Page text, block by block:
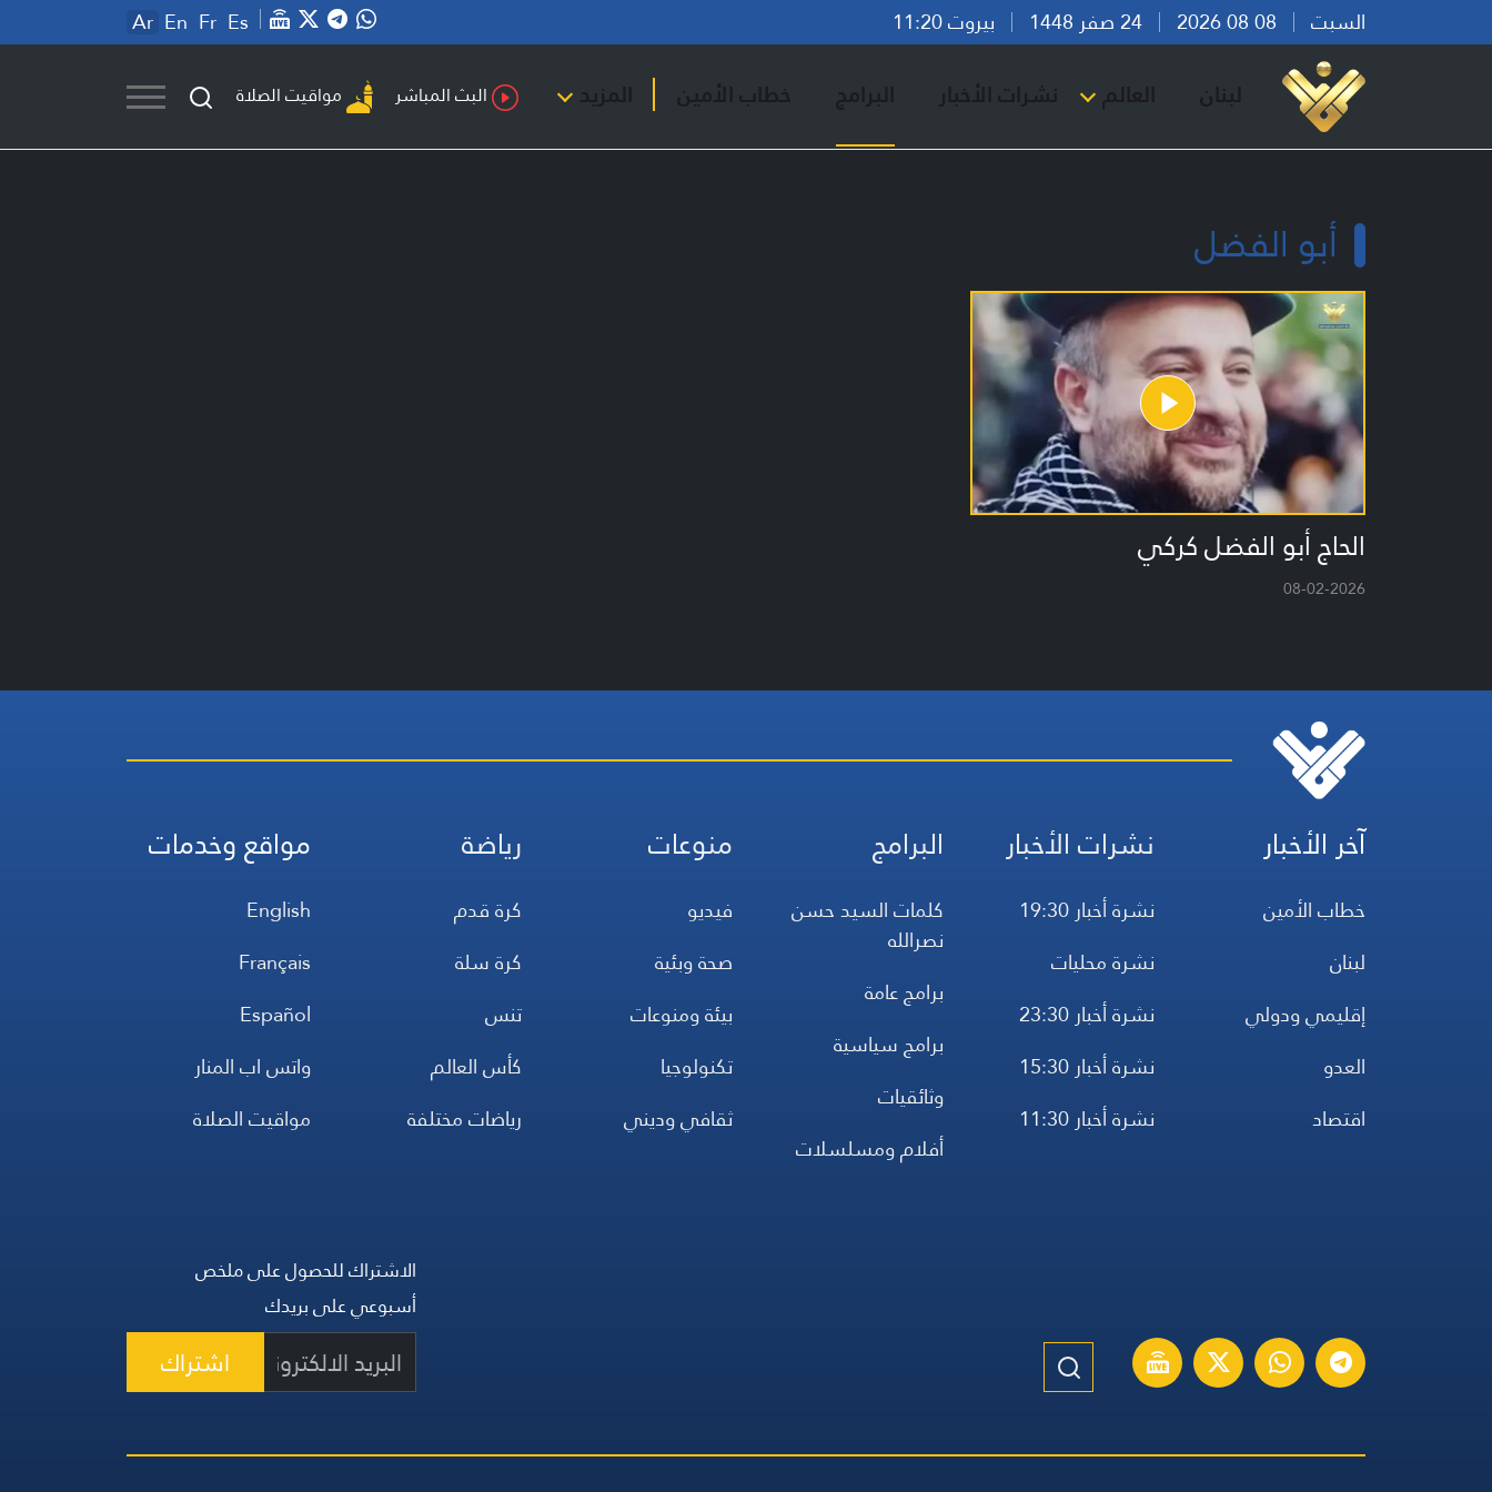
السبت بيروت 11:20 Ar En Fr Es
لبنان العالم نشرات الأخبار البرامج خطاب الأمين المزيد البث المباشر مواقيت الصلاة
أبو الفضل
الحاج أبو الفضل كركي
08-02-2026
آخر الأخبار
خطاب الأمين
لبنان
إقليمي ودولي
العدو
اقتصاد
نشرات الأخبار
نشرة أخبار 19:30
نشرة محليات
نشرة أخبار 23:30
نشرة أخبار 15:30
نشرة أخبار 11:30
البرامج
كلمات السيد حسن
نصرالله
برامج عامة
برامج سياسية
وثائقيات
أفلام ومسلسلات
منوعات
فيديو
صحة وبئية
بيئة ومنوعات
تكنولوجيا
ثقافي وديني
رياضة
كرة قدم
كرة سلة
تنس
كأس العالم
رياضات مختلفة
مواقع وخدمات
English
Français
Español
واتس اب المنار
مواقيت الصلاة
الاشتراك للحصول على ملخص
أسبوعي على بريدك
اشتراك